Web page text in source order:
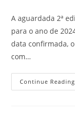
A aguardada 2ª
para o ano de
data confirmada,
com…
Continue Reading